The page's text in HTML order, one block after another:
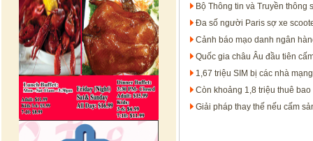
Bộ Thông tin và Truyền thông
Đa số người Paris sợ xe
Cảnh báo mạo danh ngân
Quốc gia châu Âu đầu tiên
1,67 triệu SIM bị các nhà
Còn khoảng 1,8 triệu thuê
Giải pháp thay thế nếu cấm